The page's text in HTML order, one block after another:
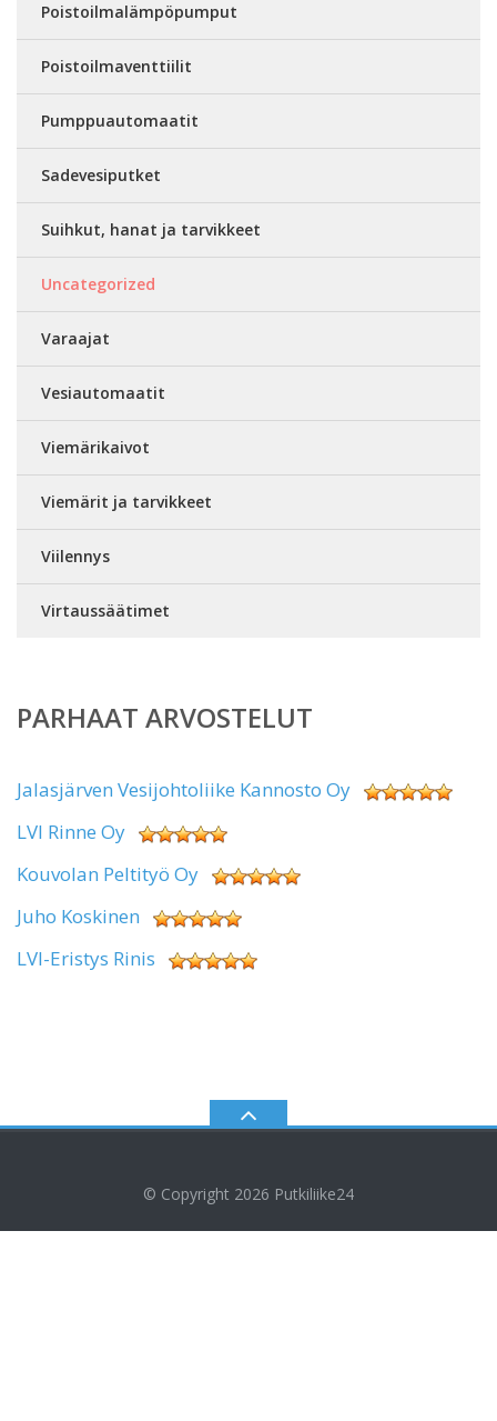
Poistoilmalämpöpumput
Poistoilmaventtiilit
Pumppuautomaatit
Sadevesiputket
Suihkut, hanat ja tarvikkeet
Uncategorized
Varaajat
Vesiautomaatit
Viemärikaivot
Viemärit ja tarvikkeet
Viilennys
Virtaussäätimet
PARHAAT ARVOSTELUT
Jalasjärven Vesijohtoliike Kannosto Oy
LVI Rinne Oy
Kouvolan Peltityö Oy
Juho Koskinen
LVI-Eristys Rinis
© Copyright 2026 Putkiliike24